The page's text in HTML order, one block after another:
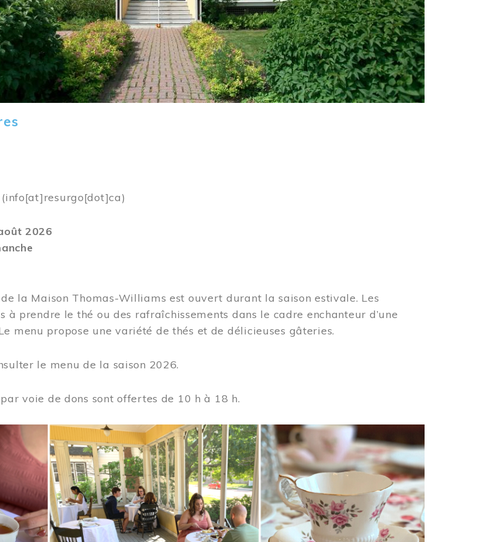
(info[at]resurgo[dot]ca)
2026
la Maison Thomas-Williams est ouvert durant la saison estivale. Les
à prendre le thé ou des rafraîchissements dans le cadre enchanteur d’une
menu propose une variété de thés et de délicieuses gâteries.
le menu de la saison 2026.
voie de dons sont offertes de 10 h à 18 h.